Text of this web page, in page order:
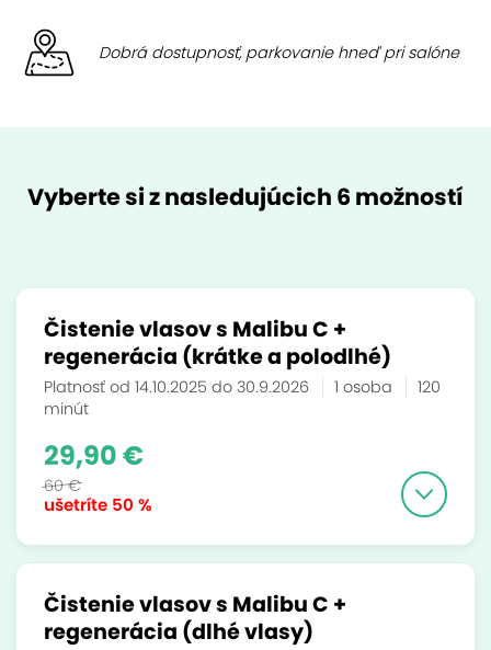
Dobrá dostupnosť, parkovanie hneď pri salóne
Vyberte si z nasledujúcich 6 možností
Čistenie vlasov s Malibu C +
regenerácia (krátke a polodlhé)
Platnosť od 14.10.2025 do 30.9.2026 1 osoba
120
minút
ušetríte 50 %
29,90 €
60 €
Čistenie vlasov s Malibu C +
regenerácia (dlhé vlasy)